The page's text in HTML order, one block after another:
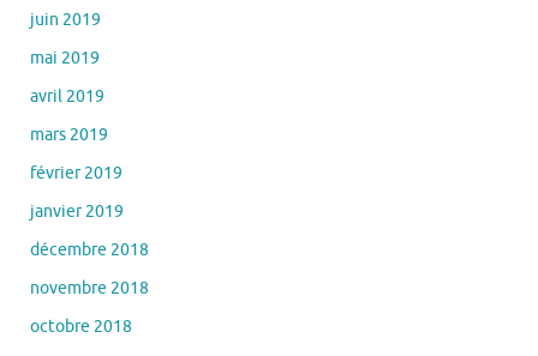
juin 2019
mai 2019
avril 2019
mars 2019
février 2019
janvier 2019
décembre 2018
novembre 2018
octobre 2018